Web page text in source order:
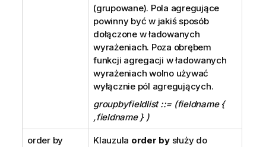
(grupowane). Pola agregujące
powinny być w jakiś sposób
dołączone w ładowanych
wyrażeniach. Poza obrębem
funkcji agregacji w ładowanych
wyrażeniach wolno używać
wyłącznie pól agregujących.
groupbyfieldlist ::= (fieldname {
,fieldname } )
order by Klauzula order bysłuży do